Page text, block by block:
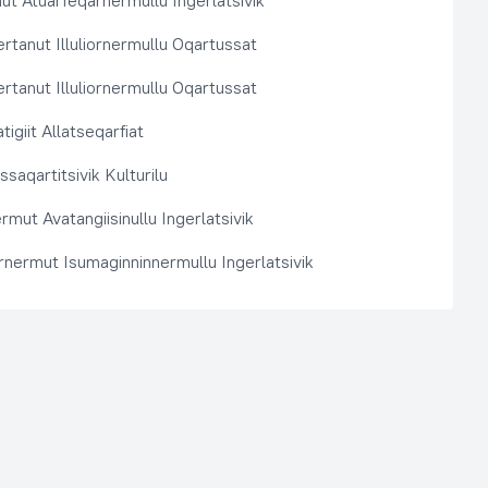
Illuliornermullu Oqartussat
Illuliornermullu Oqartussat
Allatseqarfiat
Kulturilu
Avatangiisinullu Ingerlatsivik
Isumaginninnermullu Ingerlatsivik